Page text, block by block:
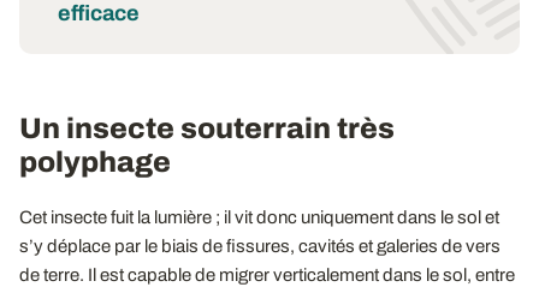
efficace
Un insecte souterrain très
polyphage
Cet insecte fuit la lumière ; il vit donc uniquement dans le sol et
s’y déplace par le biais de fissures, cavités et galeries de vers
de terre. Il est capable de migrer verticalement dans le sol, entre